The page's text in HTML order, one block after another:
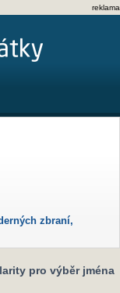
reklama
zbraní,
pro výběr jména